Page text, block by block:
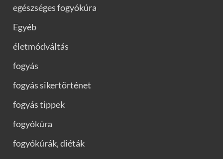
egészséges fogyókúra
Egyéb
életmódváltás
fogyás
fogyás sikertörténet
fogyás tippek
fogyókúra
fogyókúrák, diéták